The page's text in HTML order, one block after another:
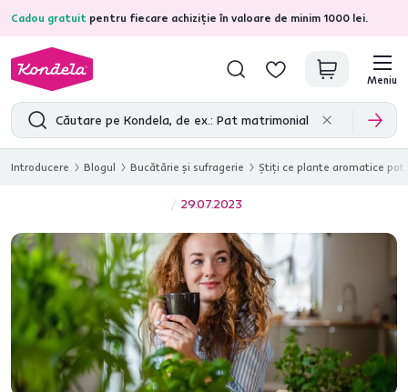
Cadou gratuit pentru fiecare achiziție în valoare de minim 1000 lei.
4,7 31.211 recenzii de produs verificate
Meniu
Introducere Blogul Bucătărie și sufragerie Știți ce plante aromatice pot
29.07.2023